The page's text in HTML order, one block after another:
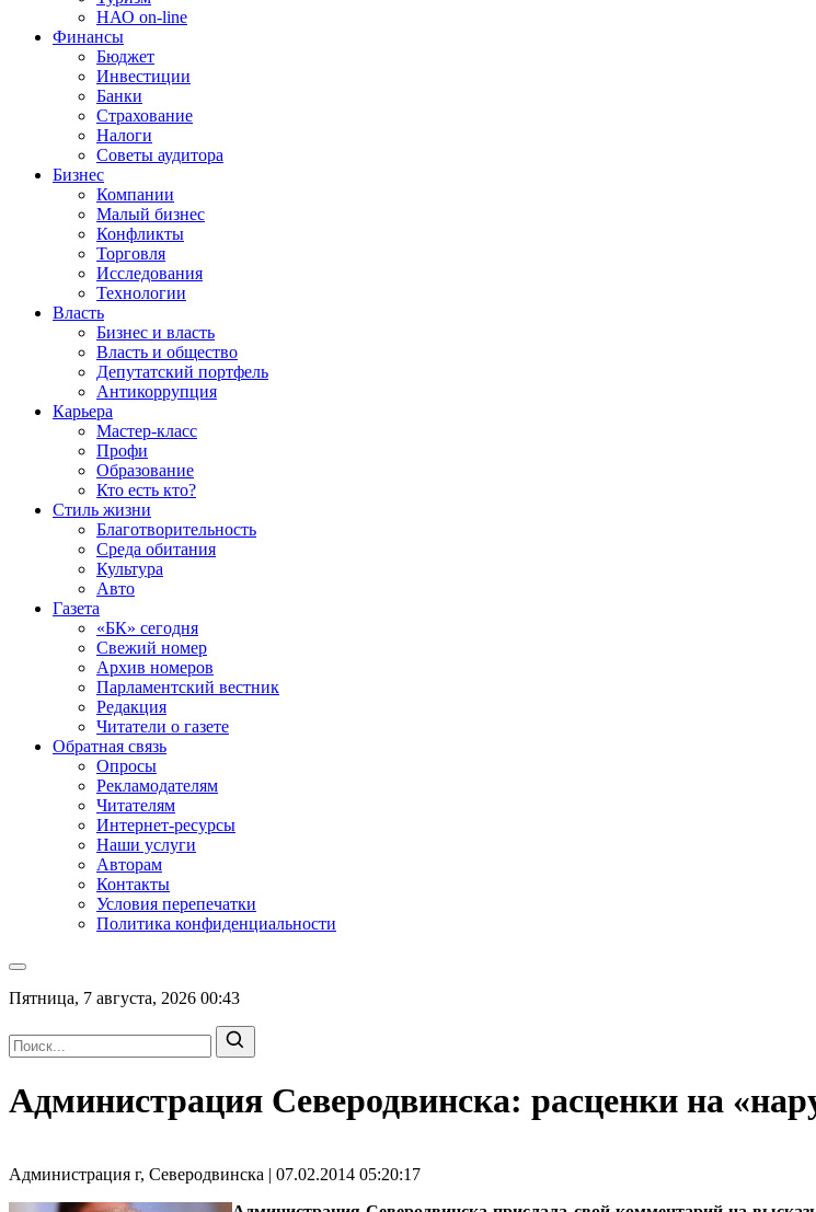
НАО on-line
Финансы
Бюджет
Инвестиции
Банки
Страхование
Налоги
Советы аудитора
Бизнес
Компании
Малый бизнес
Конфликты
Торговля
Исследования
Технологии
Власть
Бизнес и власть
Власть и общество
Депутатский портфель
Антикоррупция
Карьера
Мастер-класс
Профи
Образование
Кто есть кто?
Стиль жизни
Благотворительность
Среда обитания
Культура
Авто
Газета
«БК» сегодня
Свежий номер
Архив номеров
Парламентский вестник
Редакция
Читатели о газете
Обратная связь
Опросы
Рекламодателям
Читателям
Интернет-ресурсы
Наши услуги
Авторам
Контакты
Условия перепечатки
Политика конфиденциальности
Пятница, 7 августа, 2026 00:43
Администрация Северодвинска: расценки на
Администрация г, Северодвинска | 07.02.2014 05:20:17